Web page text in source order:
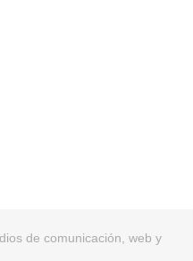
de comunicación, web y